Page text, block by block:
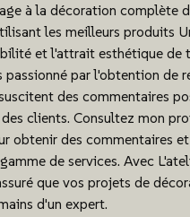
à la décoration complète
les meilleurs produits
et l'attrait esthétique de
passionné par l'obtention de
des commentaires
clients. Consultez mon
obtenir des commentaires
de services. Avec
que vos projets de
d'un expert.